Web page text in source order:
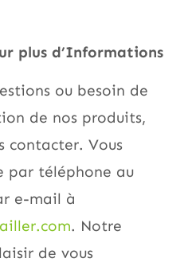
plus d’Informations
ou besoin de
de nos produits,
contacter. Vous
par téléphone au
e-mail à
. Notre
de vous